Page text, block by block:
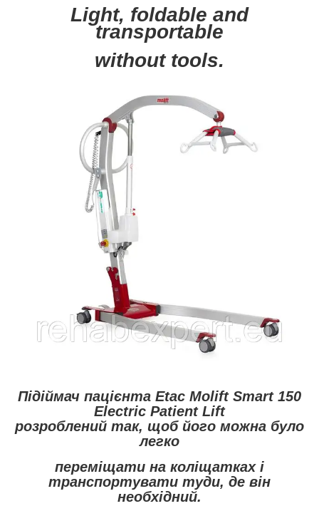
Light, foldable and
transportable
without tools.
Підіймач пацієнта Etac Molift Smart 150
Electric Patient Lift
розроблений так, щоб його можна було
легко
переміщати на коліщатках і
транспортувати туди, де він
необхідний.